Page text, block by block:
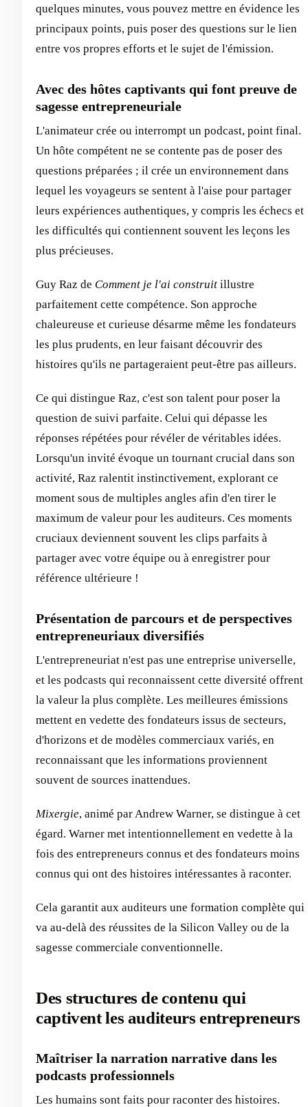
quelques minutes, vous pouvez mettre en évidence les
principaux points, puis poser des questions sur le lien
entre vos propres efforts et le sujet de l'émission.
Avec des hôtes captivants qui font preuve de
sagesse entrepreneuriale
L'animateur crée ou interrompt un podcast, point final.
Un hôte compétent ne se contente pas de poser des
questions préparées ; il crée un environnement dans
lequel les voyageurs se sentent à l'aise pour partager
leurs expériences authentiques, y compris les échecs et
les difficultés qui contiennent souvent les leçons les
plus précieuses.
Guy Raz de Comment je l'ai construit illustre
parfaitement cette compétence. Son approche
chaleureuse et curieuse désarme même les fondateurs
les plus prudents, en leur faisant découvrir des
histoires qu'ils ne partageraient peut-être pas ailleurs.
Ce qui distingue Raz, c'est son talent pour poser la
question de suivi parfaite. Celui qui dépasse les
réponses répétées pour révéler de véritables idées.
Lorsqu'un invité évoque un tournant crucial dans son
activité, Raz ralentit instinctivement, explorant ce
moment sous de multiples angles afin d'en tirer le
maximum de valeur pour les auditeurs. Ces moments
cruciaux deviennent souvent les clips parfaits à
partager avec votre équipe ou à enregistrer pour
référence ultérieure !
Présentation de parcours et de perspectives
entrepreneuriaux diversifiés
L'entrepreneuriat n'est pas une entreprise universelle,
et les podcasts qui reconnaissent cette diversité offrent
la valeur la plus complète. Les meilleures émissions
mettent en vedette des fondateurs issus de secteurs,
d'horizons et de modèles commerciaux variés, en
reconnaissant que les informations proviennent
souvent de sources inattendues.
Mixergie, animé par Andrew Warner, se distingue à cet
égard. Warner met intentionnellement en vedette à la
fois des entrepreneurs connus et des fondateurs moins
connus qui ont des histoires intéressantes à raconter.
Cela garantit aux auditeurs une formation complète qui
va au-delà des réussites de la Silicon Valley ou de la
sagesse commerciale conventionnelle.
Des structures de contenu qui
captivent les auditeurs entrepreneurs
Maîtriser la narration narrative dans les
podcasts professionnels
Les humains sont faits pour raconter des histoires.